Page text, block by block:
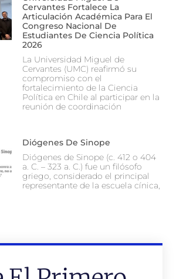
Cervantes Fortalece La
Articulación Académica Para El
Congreso Nacional De
Estudiantes De Ciencia Política
2026
La Universidad Miguel de
Cervantes (UMC) reafirmó su
compromiso con el
fortalecimiento de la Ciencia
Política en Chile al participar en la
reunión de coordinación
Diógenes De Sinope
Diógenes de Sinope (c. 412 o 404
a. C. – 323 a. C.) fue un filósofo
griego, considerado el principal
representante de la escuela cínica,